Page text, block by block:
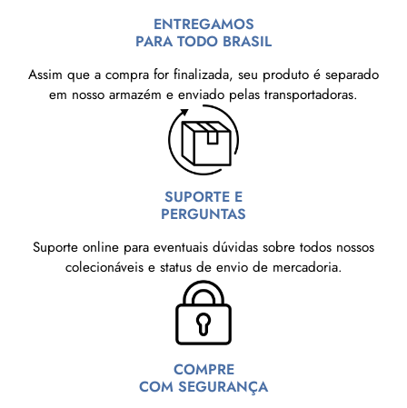
ENTREGAMOS
PARA TODO BRASIL
Assim que a compra for finalizada, seu produto é separado
em nosso armazém e enviado pelas transportadoras.
SUPORTE E
PERGUNTAS
Suporte online para eventuais dúvidas sobre todos nossos
colecionáveis e status de envio de mercadoria.
COMPRE
COM SEGURANÇA